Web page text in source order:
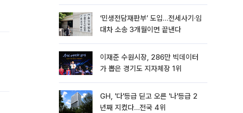
‘민생전담재판부’ 도입…전세사기·임
대차 소송 3개월이면 끝낸다
이재준 수원시장, 286만 빅데이터
가 뽑은 경기도 지자체장 1위
GH, '다'등급 딛고 오른 '나'등급 2
년째 지켰다…전국 4위